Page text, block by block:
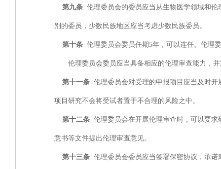
第九条 伦理委员会的委员应当从生物医学领域和
别的委员，少数民族地区应当考虑少数民族委员。
第十条 伦理委员会委员任期5年，可以连任。伦理
伦理委员会委员应当具备相应的伦理审查能力，并
第十一条 伦理委员会对受理的申报项目应当及时
项目研究不会将受试者置于不合理的风险之中。
第十二条 伦理委员会在开展伦理审查时，可以要
意书等文件提出伦理审查意见。
第十三条 伦理委员会委员应当签署保密协议，承